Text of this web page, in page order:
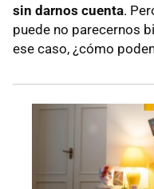
sin darnos cuenta.
puede no parecernos
ese caso, ¿cómo